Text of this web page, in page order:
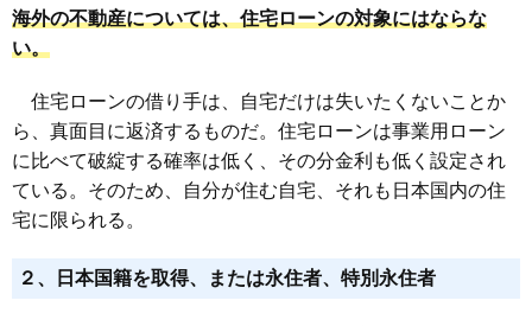
海外の不動産については、住宅ローンの対象にはならな
い。
住宅ローンの借り手は、自宅だけは失いたくないことか
ら、真面目に返済するものだ。住宅ローンは事業用ローン
に比べて破綻する確率は低く、その分金利も低く設定され
ている。そのため、自分が住む自宅、それも日本国内の住
宅に限られる。
２、日本国籍を取得、または永住者、特別永住者